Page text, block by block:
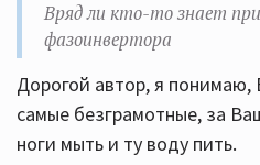
Вряд ли кто-то знает
фазоинвертора
Дорогой автор, я
самые безграмотные, за
ноги мыть и ту воду пить.